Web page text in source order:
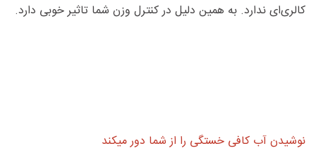
کالری‌ای ندارد. به همین دلیل در کنترل وزن شما تاثیر خوبی دارد.
نوشیدن آب کافی خستگی را از شما دور میکند